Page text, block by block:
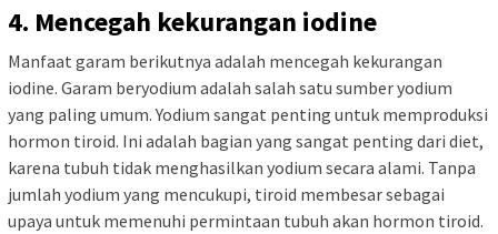
4. Mencegah kekurangan iodine
Manfaat garam berikutnya adalah mencegah kekurangan
iodine. Garam beryodium adalah salah satu sumber yodium
yang paling umum. Yodium sangat penting untuk memproduksi
hormon tiroid. Ini adalah bagian yang sangat penting dari diet,
karena tubuh tidak menghasilkan yodium secara alami. Tanpa
jumlah yodium yang mencukupi, tiroid membesar sebagai
upaya untuk memenuhi permintaan tubuh akan hormon tiroid.